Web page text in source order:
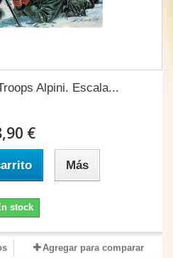
Alpini. Escala...
€
Más
stock
Agregar para comparar